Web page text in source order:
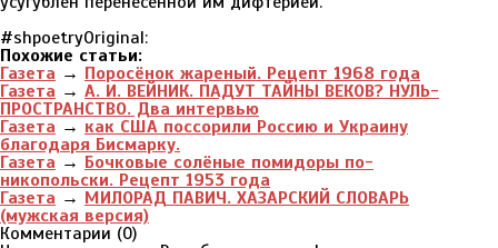
#shpoetryOriginal:
Похожие статьи:
Газета → Поросёнок жареный. Рецепт 1968 года
Газета → А. И. ВЕЙНИК. ПАДУТ ТАЙНЫ ВЕКОВ? НУЛЬ-
ПРОСТРАНСТВО. Два интервью
Газета → как США поссорили Россию и Украину
благодаря Бисмарку.
Газета → Бочковые солёные помидоры по-
никопольски. Рецепт 1953 года
Газета → МИЛОРАД ПАВИЧ. ХАЗАРСКИЙ СЛОВАРЬ
(мужская версия)
Комментарии (0)